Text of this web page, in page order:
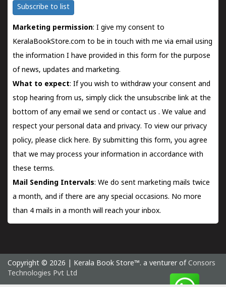
Subscribe to list
Marketing permission: I give my consent to
KeralaBookStore.com to be in touch with me via email using
the information I have provided in this form for the purpose
of news, updates and marketing.
What to expect: If you wish to withdraw your consent and
stop hearing from us, simply click the unsubscribe link at the
bottom of any email we send orcontact us . We value and
respect your personal data and privacy. To view our privacy
policy, please click here. By submitting this form, you agree
that we may process your information in accordance with
these terms.
Mail Sending Intervals: We do sent marketing mails twice
a month, and if there are any special occasions. No more
than 4 mails in a month will reach your inbox.
Copyright © 2026 | Kerala Book Store™. a venturer of Consors
Technologies Pvt Ltd